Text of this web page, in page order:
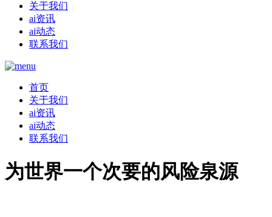
关于我们
ai资讯
ai动态
联系我们
首页
关于我们
ai资讯
ai动态
联系我们
为世界一个次要的风险泉源